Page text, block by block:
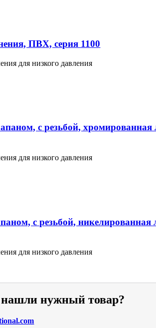
ПВХ, серия 1100
для низкого давления
с резьбой, хромированная
для низкого давления
с резьбой, никелированная
для низкого давления
нужный товар?